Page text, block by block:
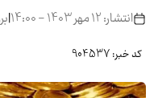
انتشار: 12 مهر 1403 - 14:00 |
کد خبر: 904537